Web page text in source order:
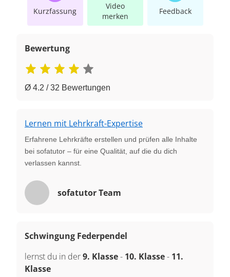
Kurzfassung
Video
merken
Feedback
Bewertung
Ø 4.2 / 32 Bewertungen
Lernen mit Lehrkraft-Expertise
Erfahrene Lehrkräfte erstellen und prüfen alle Inhalte
bei sofatutor – für eine Qualität, auf die du dich
verlassen kannst.
sofatutor Team
Schwingung Federpendel
lernst du in der9. Klasse- 10. Klasse- 11.
Klasse